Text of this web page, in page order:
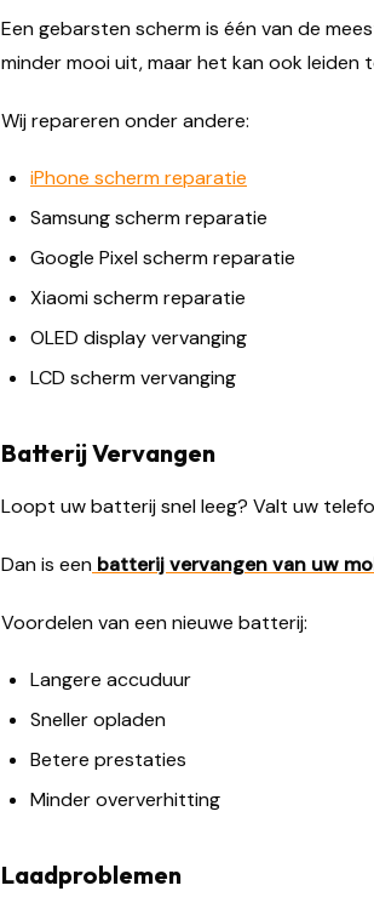
Een gebarsten scherm is één van de
minder mooi uit, maar het kan ook
Wij repareren onder andere:
iPhone scherm reparatie
Samsung scherm reparatie
Google Pixel scherm reparatie
Xiaomi scherm reparatie
OLED display vervanging
LCD scherm vervanging
Batterij Vervangen
Loopt uw batterij snel leeg? Valt uw
Dan is een batterij vervangen van uw
Voordelen van een nieuwe batterij:
Langere accuduur
Sneller opladen
Betere prestaties
Minder oververhitting
Laadproblemen